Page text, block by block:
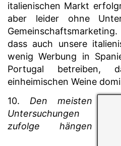
italienischen Markt
aber leider ohne
dass auch unsere
wenig Werbung in
Portugal
einheimischen Weine
10. Den meisten
Untersuchungen
zufolge hängen